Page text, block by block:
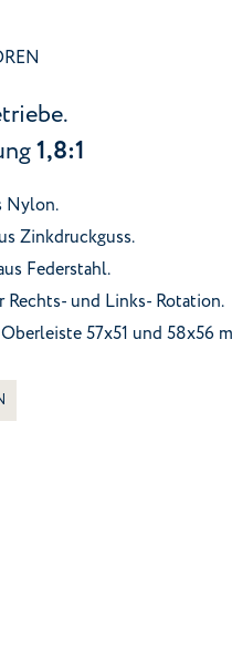
1,8:1
Nylon.
Zinkdruckguss.
Federstahl.
Rechts- und Links- Rotation.
57x51 und 58x56